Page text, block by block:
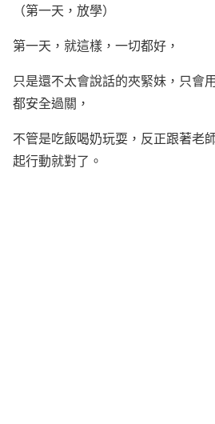
（第一天，放學）
第一天，就這樣，一切都好，
只是還不太會說話的夾緊妹，只會
都安全過關，
不管是吃飯喝奶玩耍，反正跟著老
起行動就對了。